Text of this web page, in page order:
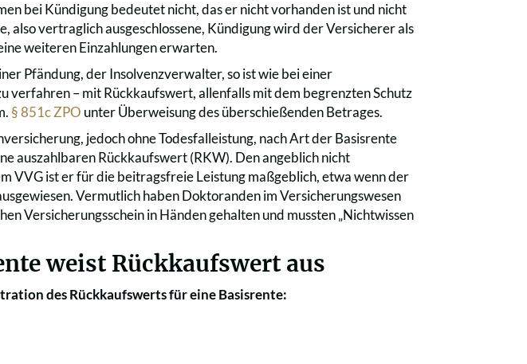
bei Kündigung bedeutet nicht, das er nicht vorhanden ist und nicht
also vertraglich ausgeschlossene, Kündigung wird der Versicherer als
weiteren Einzahlungen erwarten.
Pfändung, der Insolvenzverwalter, so ist wie bei einer
verfahren – mit Rückkaufswert, allenfalls mit dem begrenzten Schutz
§ 851c ZPO unter Überweisung des überschießenden Betrages.
jedoch ohne Todesfalleistung, nach Art der Basisrente
auszahlbaren Rückkaufswert (RKW). Den angeblich nicht
VVG ist er für die beitragsfreie Leistung maßgeblich, etwa wenn der
Vermutlich haben Doktoranden im Versicherungswesen
Versicherungsschein in Händen gehalten und mussten „Nichtwissen
weist Rückkaufswert aus
des Rückkaufswerts für eine Basisrente: